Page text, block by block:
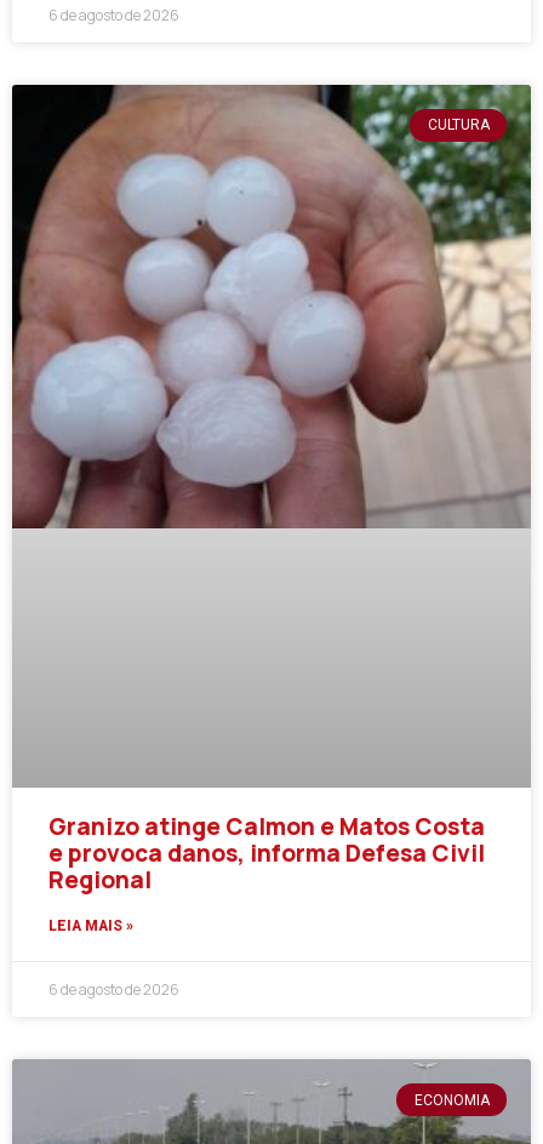
6 de agosto de 2026
CULTURA
Granizo atinge Calmon e Matos Costa
e provoca danos, informa Defesa Civil
Regional
LEIA MAIS »
6 de agosto de 2026
ECONOMIA